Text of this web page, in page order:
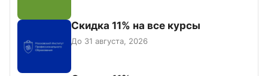
Скидка 11% на все курсы
До 31 августа, 2026